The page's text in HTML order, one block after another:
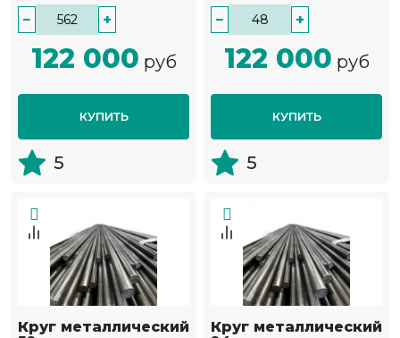
− +
122 000 руб
КУПИТЬ
5
− +
122 000 руб
КУПИТЬ
5
Круг металлический
Круг металлический